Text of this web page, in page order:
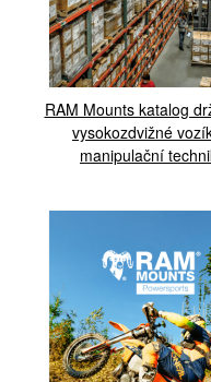
RAM Mounts katalog
vysokozdvižné
manipulační